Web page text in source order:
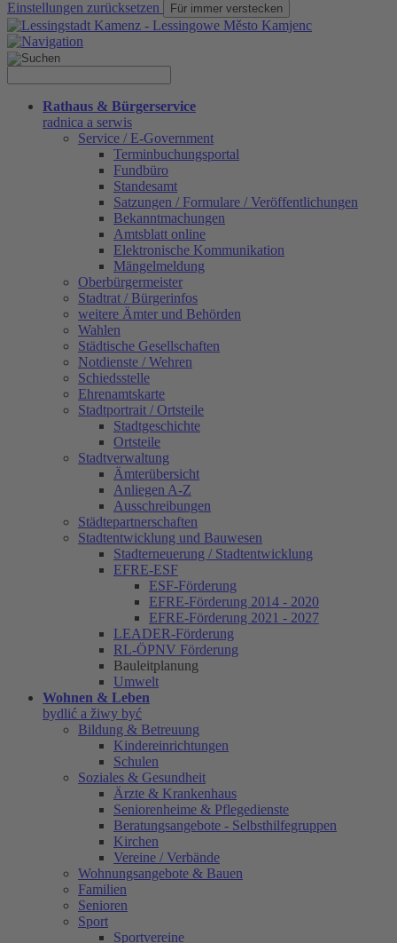
Einstellungen zurücksetzen
Für immer verstecken
Rathaus & Bürgerservice
radnica a serwis
Service / E-Government
Terminbuchungsportal
Fundbüro
Standesamt
Satzungen / Formulare / Veröffentlichungen
Bekanntmachungen
Amtsblatt online
Elektronische Kommunikation
Mängelmeldung
Oberbürgermeister
Stadtrat / Bürgerinfos
weitere Ämter und Behörden
Wahlen
Städtische Gesellschaften
Notdienste / Wehren
Schiedsstelle
Ehrenamtskarte
Stadtportrait / Ortsteile
Stadtgeschichte
Ortsteile
Stadtverwaltung
Ämterübersicht
Anliegen A-Z
Ausschreibungen
Städtepartnerschaften
Stadtentwicklung und Bauwesen
Stadterneuerung / Stadtentwicklung
EFRE-ESF
ESF-Förderung
EFRE-Förderung 2014 - 2020
EFRE-Förderung 2021 - 2027
LEADER-Förderung
RL-ÖPNV Förderung
Bauleitplanung
Umwelt
Wohnen & Leben
bydlić a žiwy być
Bildung & Betreuung
Kindereinrichtungen
Schulen
Soziales & Gesundheit
Ärzte & Krankenhaus
Seniorenheime & Pflegedienste
Beratungsangebote - Selbsthilfegruppen
Kirchen
Vereine / Verbände
Wohnungsangebote & Bauen
Familien
Senioren
Sport
Sportvereine